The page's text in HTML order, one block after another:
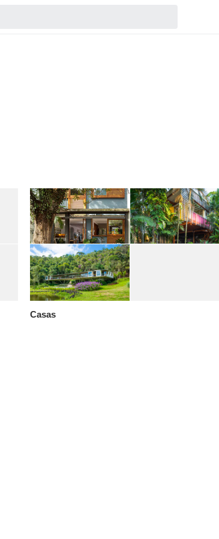
Casas